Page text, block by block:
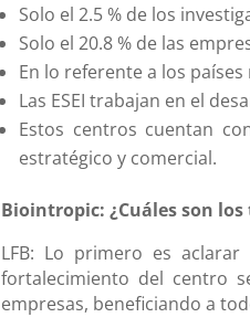
Solo el 2.5 % de los
Solo el 20.8 % de las
En lo referente a los
Las ESEI trabajan en el
Estos centros cuentan
estratégico y comercial.
Biointropic: ¿Cuáles son
LFB: Lo primero es
fortalecimiento del centro
empresas, beneficiando a